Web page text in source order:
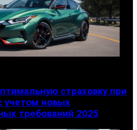
страховку при
учетом новых
требований 2025